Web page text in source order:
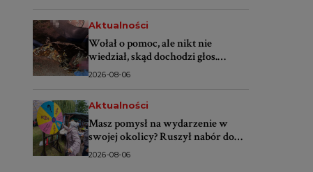
Aktualności
Wołał o pomoc, ale nikt nie
wiedział, skąd dochodzi głos.
Policjanci odnaleźli mężczyznę w
2026-08-06
Aktualności
Masz pomysł na wydarzenie w
swojej okolicy? Ruszył nabór do
projektu „SMS do lokalsów”
2026-08-06